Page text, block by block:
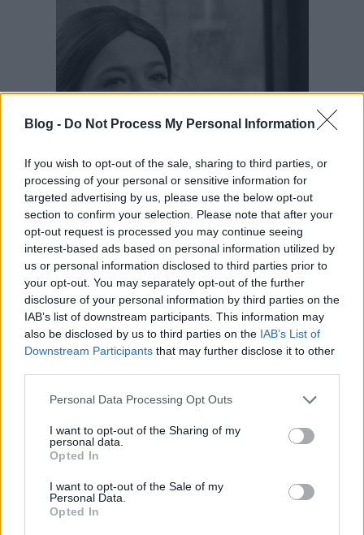
Blog - Do Not Process My Personal Information
If you wish to opt-out of the sale, sharing to third parties, or
processing of your personal or sensitive information for
targeted advertising by us, please use the below opt-out
section to confirm your selection. Please note that after your
opt-out request is processed you may continue seeing
interest-based ads based on personal information utilized by
us or personal information disclosed to third parties prior to
your opt-out. You may separately opt-out of the further
disclosure of your personal information by third parties on the
IAB’s list of downstream participants. This information may
also be disclosed by us to third parties on the IAB’s List of
Downstream Participants that may further disclose it to other
Please note that this website/app uses one or more Google
not limited to your visit or usage behaviour. You may click to
grant or deny consent to Google and its third-party tags to
use your data for below specified purposes in below Google
consent section.
Personal Data Processing Opt Outs
I want to opt-out of the Sharing of my
personal data.
Opted In
I want to opt-out of the Sale of my
Personal Data.
Opted In